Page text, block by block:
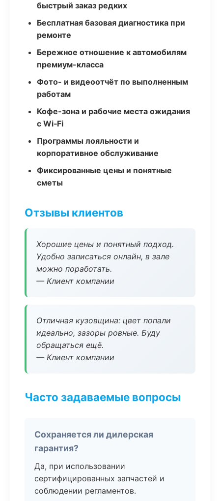
быстрый заказ редких
Бесплатная базовая диагностика при
ремонте
Бережное отношение к автомобилям
премиум-класса
Фото- и видеоотчёт по выполненным
работам
Кофе-зона и рабочие места ожидания
с Wi‑Fi
Программы лояльности и
корпоративное обслуживание
Фиксированные цены и понятные
сметы
Отзывы клиентов
Хорошие цены и понятный подход.
Удобно записаться онлайн, в зале
можно поработать.
— Клиент компании
Отличная кузовщина: цвет попали
идеально, зазоры ровные. Буду
обращаться ещё.
— Клиент компании
Часто задаваемые вопросы
Сохраняется ли дилерская
гарантия?
Да, при использовании
сертифицированных запчастей и
соблюдении регламентов.